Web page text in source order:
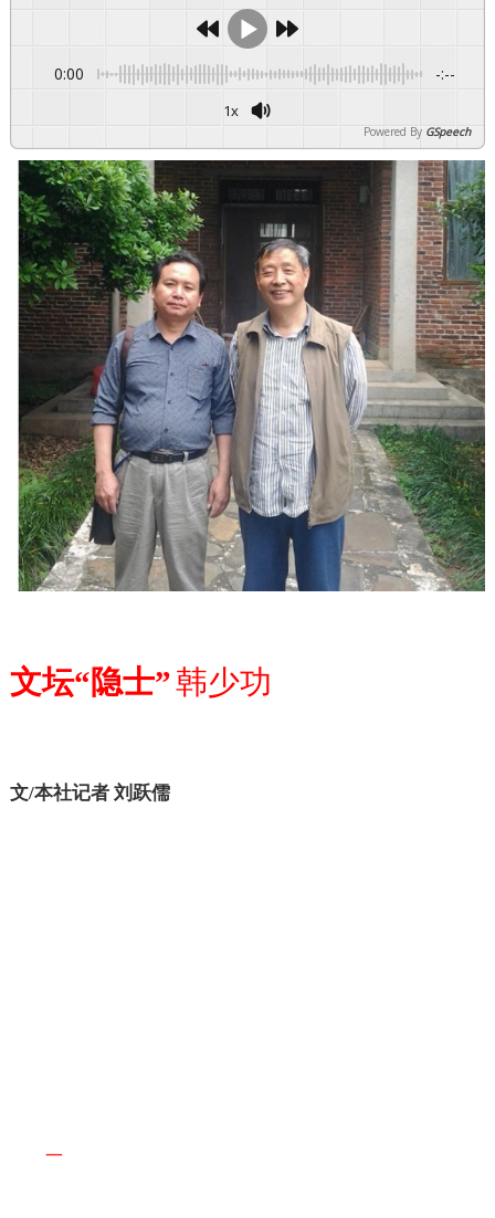
0:00 -:--
1x
Powered By GSpeech
文坛“隐士”韩少功
文/本社记者 刘跃儒
一